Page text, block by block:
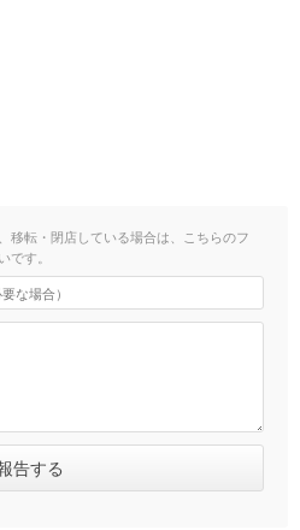
移転・閉店している場合は、こちらのフ
す。